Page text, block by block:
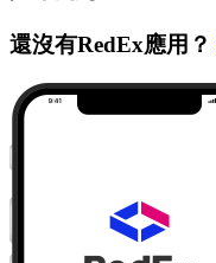
還沒有RedEx應用？